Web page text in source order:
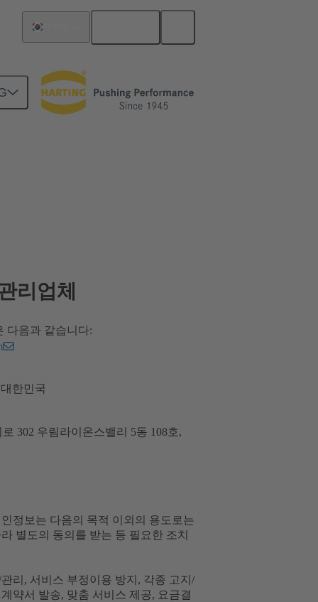
리업체
다음과 같습니다:
한민국
302 우림라이온스밸리 5동 108호,
정보는 다음의 목적 이외의 용도로는
별도의 동의를 받는 등 필요한 조치
리, 서비스 부정이용 방지, 각종 고지/
약서 발송, 맞춤 서비스 제공, 요금결